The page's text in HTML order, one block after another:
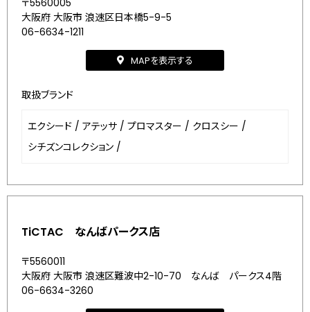
〒5560005
大阪府 大阪市 浪速区日本橋5-9-5
06-6634-1211
MAPを表示する
取扱ブランド
エクシード / アテッサ / プロマスター / クロスシー /
シチズンコレクション /
TiCTAC なんばパークス店
〒5560011
大阪府 大阪市 浪速区難波中2-10-70 なんば パークス4階
06-6634-3260